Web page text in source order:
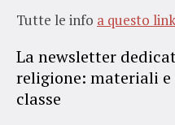
Tutte le info a questo link
La newsletter
religione: materiali
classe